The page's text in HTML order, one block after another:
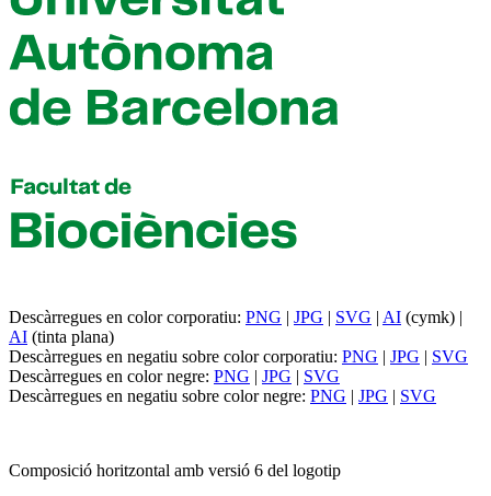
Descàrregues en color corporatiu: PNG | JPG | SVG | AI (cymk) |
AI (tinta plana)
Descàrregues en negatiu sobre color corporatiu: PNG | JPG | SVG
Descàrregues en color negre: PNG | JPG | SVG
Descàrregues en negatiu sobre color negre: PNG | JPG | SVG
Composició horitzontal amb versió 6 del logotip